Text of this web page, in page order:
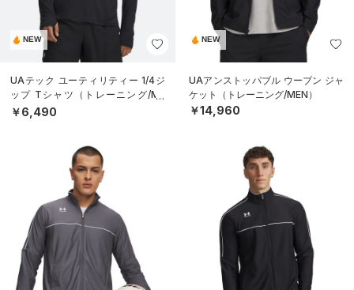
NEW
UAテック ユーティリティー 1/4ジ
ップ Tシャツ（トレーニング/ME
N）
￥6,490
NEW
UAアンストッパブル ウーブン ジャ
ケット（トレーニング/MEN）
￥14,960